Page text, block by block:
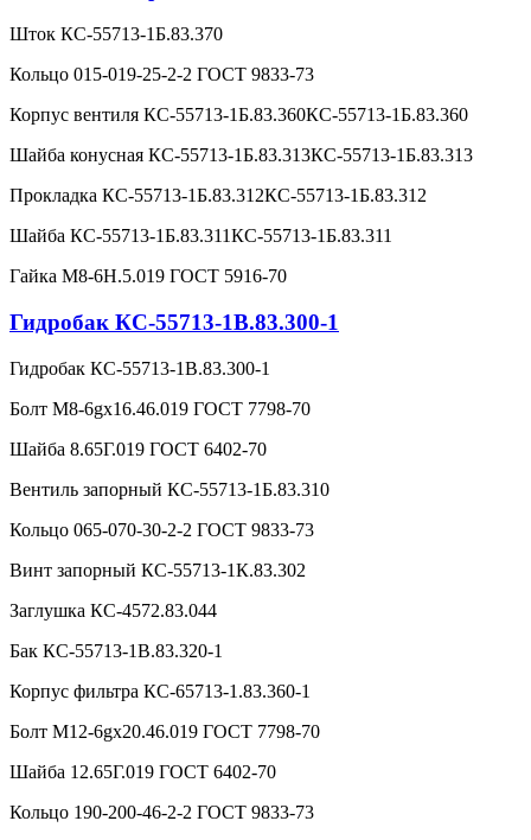
Шток КС-55713-1Б.83.370
Кольцо 015-019-25-2-2 ГОСТ 9833-73
Корпус вентиля КС-55713-1Б.83.360КС-55713-1Б.83.360
Шайба конусная КС-55713-1Б.83.313КС-55713-1Б.83.313
Прокладка КС-55713-1Б.83.312КС-55713-1Б.83.312
Шайба КС-55713-1Б.83.311КС-55713-1Б.83.311
Гайка М8-6Н.5.019 ГОСТ 5916-70
Гидробак КС-55713-1В.83.300-1
Гидробак КС-55713-1В.83.300-1
Болт М8-6gx16.46.019 ГОСТ 7798-70
Шайба 8.65Г.019 ГОСТ 6402-70
Вентиль запорный КС-55713-1Б.83.310
Кольцо 065-070-30-2-2 ГОСТ 9833-73
Винт запорный КС-55713-1К.83.302
Заглушка КС-4572.83.044
Бак КС-55713-1В.83.320-1
Корпус фильтра КС-65713-1.83.360-1
Болт М12-6gx20.46.019 ГОСТ 7798-70
Шайба 12.65Г.019 ГОСТ 6402-70
Кольцо 190-200-46-2-2 ГОСТ 9833-73